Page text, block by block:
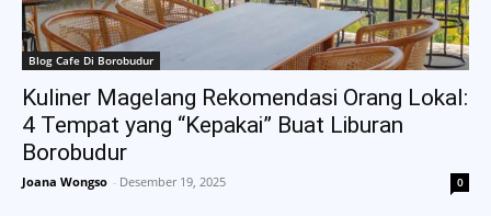
Blog Cafe Di Borobudur
Kuliner Magelang Rekomendasi Orang Lokal:
4 Tempat yang “Kepakai” Buat Liburan
Borobudur
Joana Wongso - Desember 19, 2025 0